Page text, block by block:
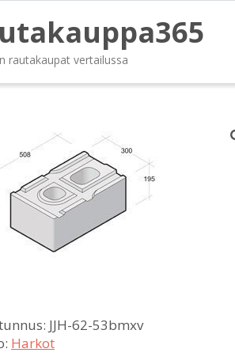
rautakaupat vertailussa
JJH-62-53bmxv
Harkot